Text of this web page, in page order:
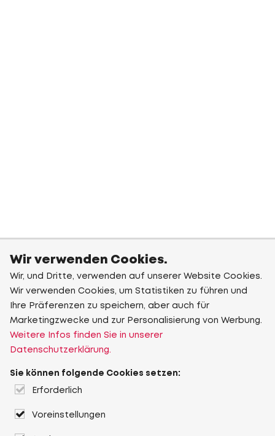
Wir verwenden Cookies.
Wir, und Dritte, verwenden auf unserer Website Cookies.
Wir verwenden Cookies, um Statistiken zu führen und
Ihre Präferenzen zu speichern, aber auch für
Marketingzwecke und zur Personalisierung von Werbung.
Weitere Infos finden Sie in unserer
Datenschutzerklärung.
Sie können folgende Cookies setzen:
Erforderlich
Voreinstellungen